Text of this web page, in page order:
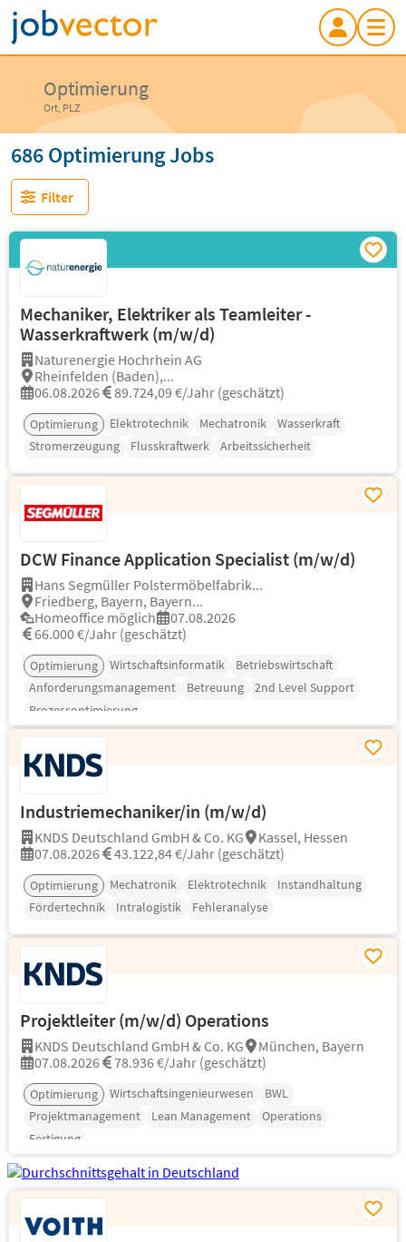
Optimierung
Ort, PLZ
686 Optimierung Jobs
Filter
Mechaniker, Elektriker als Teamleiter -
Wasserkraftwerk (m/w/d)
Naturenergie Hochrhein AG
Rheinfelden (Baden),...
06.08.2026
89.724,09 €/Jahr (geschätzt)
Optimierung Elektrotechnik Mechatronik
Wasserkraft
Stromerzeugung
Flusskraftwerk Arbeitssicherheit
DCW Finance Application Specialist (m/w/d)
Hans Segmüller Polstermöbelfabrik...
Friedberg, Bayern, Bayern...
Homeoffice möglich
07.08.2026
66.000 €/Jahr (geschätzt)
Optimierung Wirtschaftsinformatik
Betriebswirtschaft
Anforderungsmanagement
Betreuung
2nd Level Support
Prozessoptimierung
Industriemechaniker/in (m/w/d)
KNDS Deutschland GmbH & Co. KG
Kassel, Hessen
07.08.2026
43.122,84 €/Jahr (geschätzt)
Optimierung Mechatronik Elektrotechnik
Instandhaltung
Fördertechnik
Intralogistik Fehleranalyse
Projektleiter (m/w/d) Operations
KNDS Deutschland GmbH & Co. KG
München, Bayern
07.08.2026
78.936 €/Jahr (geschätzt)
Optimierung Wirtschaftsingenieurwesen
BWL
Projektmanagement
Lean Management
Operations
Fertigung